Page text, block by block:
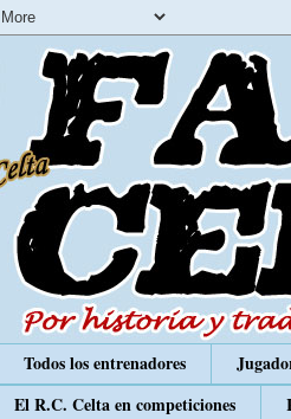
Todos los entrenadores
El R.C. Celta en competiciones